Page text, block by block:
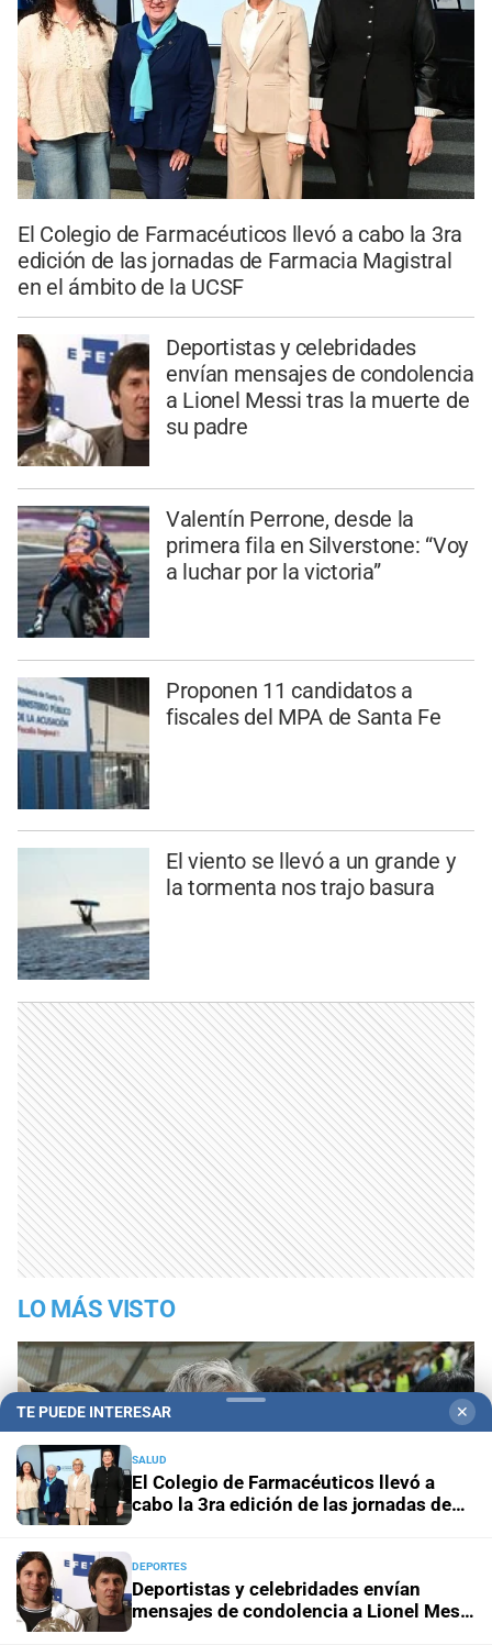
El Colegio de Farmacéuticos llevó a cabo la 3ra
edición de las jornadas de Farmacia Magistral
en el ámbito de la UCSF
Deportistas y celebridades
envían mensajes de condolencia
a Lionel Messi tras la muerte de
su padre
Valentín Perrone, desde la
primera fila en Silverstone: “Voy
a luchar por la victoria”
Proponen 11 candidatos a
fiscales del MPA de Santa Fe
El viento se llevó a un grande y
la tormenta nos trajo basura
LO MÁS VISTO
TE PUEDE INTERESAR ✕
SALUD
El Colegio de Farmacéuticos llevó a
cabo la 3ra edición de las jornadas de
DEPORTES
Deportistas y celebridades envían
mensajes de condolencia a Lionel Messi